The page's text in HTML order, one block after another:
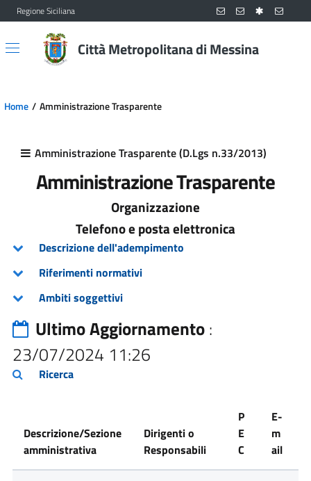
Vai al contenuto principale
Vai al menu principale
Regione Siciliana
Città Metropolitana di Messina
Home Amministrazione Trasparente
Amministrazione Trasparente (D.Lgs n.33/2013)
Amministrazione Trasparente
Organizzazione
Telefono e posta elettronica
Descrizione dell'adempimento
Riferimenti normativi
Ambiti soggettivi
Ultimo Aggiornamento:
23/07/2024 11:26
Ricerca
Descrizione/Sezione
amministrativa
Dirigenti o
Responsabili
P
E
C
E-
m
ail